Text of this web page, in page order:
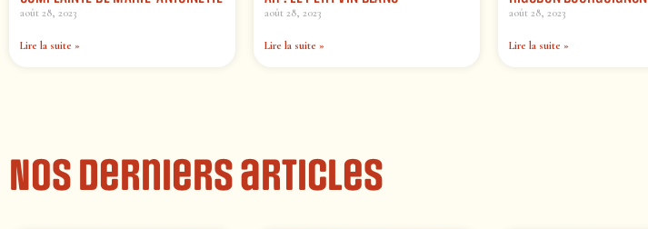
août 28, 2023
Lire la suite »
août 28, 2023
Lire la suite »
août 28, 2023
Lire la suite »
Nos derniers articles